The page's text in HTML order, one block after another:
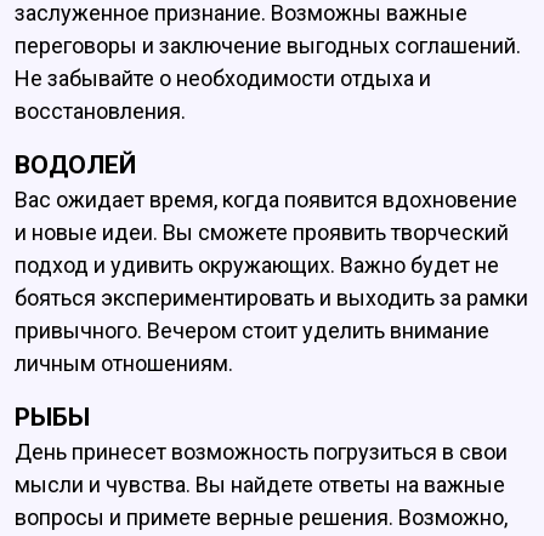
заслуженное признание. Возможны важные
переговоры и заключение выгодных соглашений.
Не забывайте о необходимости отдыха и
восстановления.
ВОДОЛЕЙ
Вас ожидает время, когда появится вдохновение
и новые идеи. Вы сможете проявить творческий
подход и удивить окружающих. Важно будет не
бояться экспериментировать и выходить за рамки
привычного. Вечером стоит уделить внимание
личным отношениям.
РЫБЫ
День принесет возможность погрузиться в свои
мысли и чувства. Вы найдете ответы на важные
вопросы и примете верные решения. Возможно,